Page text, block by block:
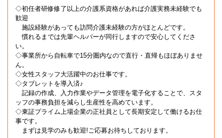
◇初任者研修修了以上の介護系資格があれば介護実務未経験でも
歓迎
施設経験があっても訪問介護未経験の方がほとんどです。
慣れるまでは先輩ヘルパーが同行しますので安心してくださ
い。
◇事業所から自転車で15分圏内なので直行・直帰もほぼありませ
ん。
◇女性スタッフ大活躍中のお仕事です。
◇タブレットを導入済♪
記録の作成、入力作業やデータ管理を電子化することで、スタ
ッフの事務負担を減らし生産性を高めています。
◇東証プライム上場企業の正社員として長期安定して働けるお仕
事です。
まずは見学のみも歓迎!ご応募お待ちしております。